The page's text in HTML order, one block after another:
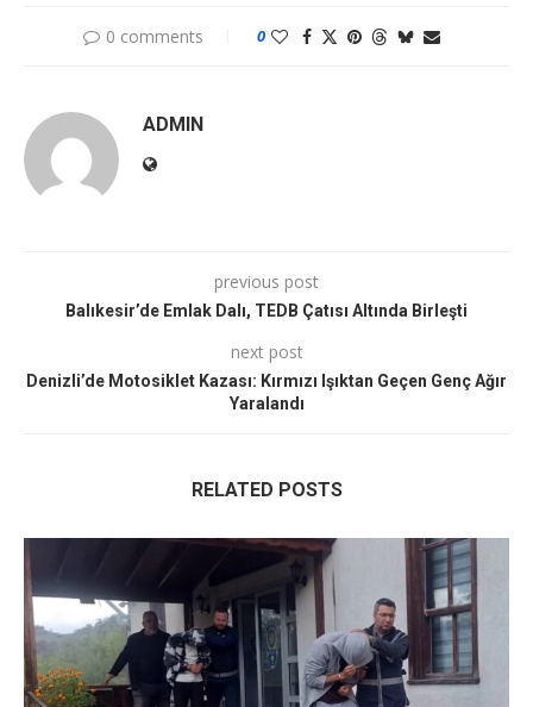
0 comments 0
ADMIN
previous post
Balıkesir’de Emlak Dalı, TEDB Çatısı Altında Birleşti
next post
Denizli’de Motosiklet Kazası: Kırmızı Işıktan Geçen Genç Ağır
Yaralandı
RELATED POSTS